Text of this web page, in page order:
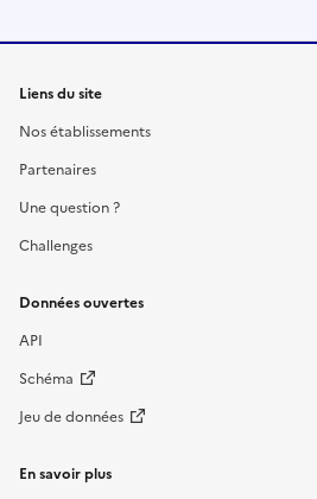
Liens du site
Nos établissements
Partenaires
Une question ?
Challenges
Données ouvertes
API
Schéma
Jeu de données
En savoir plus